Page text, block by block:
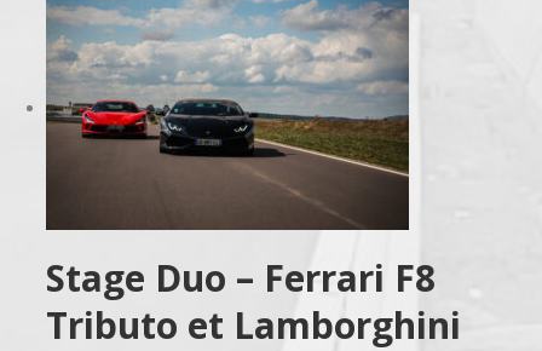
Stage Duo – Ferrari F8
Tributo et Lamborghini